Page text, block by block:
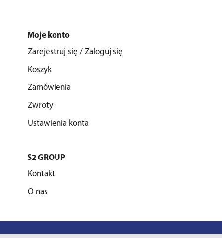
Moje konto
Zarejestruj się / Zaloguj się
Koszyk
Zamówienia
Zwroty
Ustawienia konta
S2 GROUP
Kontakt
O nas